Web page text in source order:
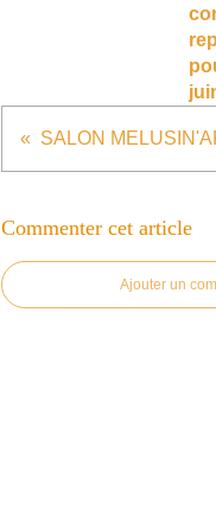
Commenter cet article
Ajouter un